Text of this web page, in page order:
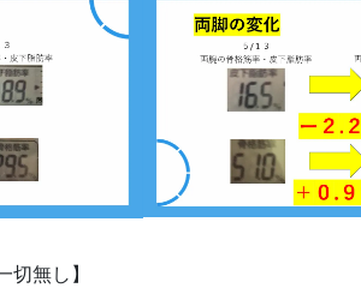
切無し】